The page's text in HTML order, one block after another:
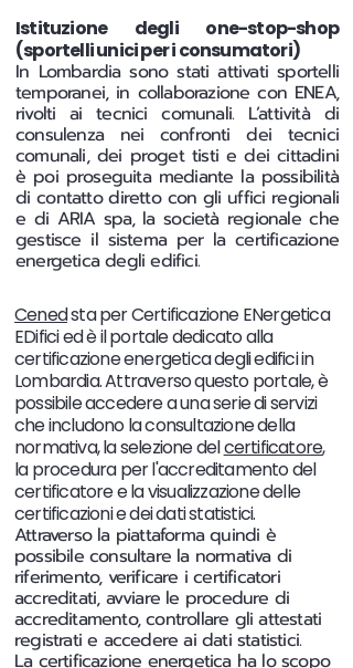
Istituzione degli one-stop-shop
(sportelli unici per i consumatori)
In Lombardia sono stati attivati sportelli
temporanei, in collaborazione con ENEA,
rivolti ai tecnici comunali. L’attività di
consulenza nei confronti dei tecnici
comunali, dei proget tisti e dei cittadini
è poi proseguita mediante la possibilità
di contatto diretto con gli uffici regionali
e di ARIA spa, la società regionale che
gestisce il sistema per la certificazione
energetica degli edifici.
Cenedsta per Certificazione ENergetica
EDifici ed è il portale dedicato alla
certificazione energetica degli edifici in
Lombardia. Attraverso questo portale, è
possibile accedere a una serie di servizi
che includono la consultazione della
normativa, la selezione delcertificatore,
la procedura per l'accreditamento del
certificatore e la visualizzazione delle
certificazioni e dei dati statistici.
Attraverso la piattaforma quindi è
possibile consultare la normativa di
riferimento, verificare i certificatori
accreditati, avviare le procedure di
accreditamento, controllare gli attestati
registrati e accedere ai dati statistici.
La certificazione energetica ha lo scopo